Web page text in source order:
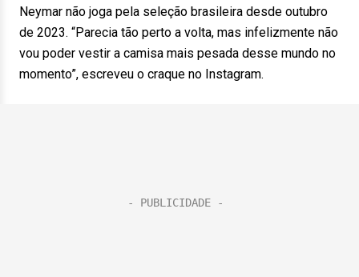
Neymar não joga pela seleção brasileira desde outubro
de 2023. “Parecia tão perto a volta, mas infelizmente não
vou poder vestir a camisa mais pesada desse mundo no
momento”, escreveu o craque no Instagram.